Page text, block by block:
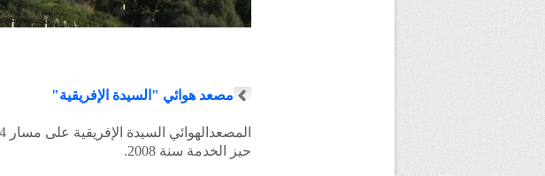
مصعد هوائي "السيدة الإفريقية"
حيز الخدمة سنة 2008.